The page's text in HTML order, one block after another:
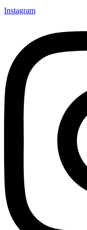
Instagram